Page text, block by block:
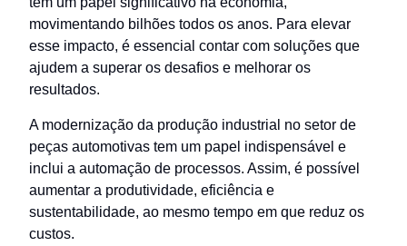
movimentando bilhões todos os anos. Para elevar
esse impacto, é essencial contar com soluções que
ajudem a superar os desafios e melhorar os
resultados.
A modernização da produção industrial no setor de
peças automotivas tem um papel indispensável e
inclui a automação de processos. Assim, é possível
aumentar a produtividade, eficiência e
sustentabilidade, ao mesmo tempo em que reduz os
custos.